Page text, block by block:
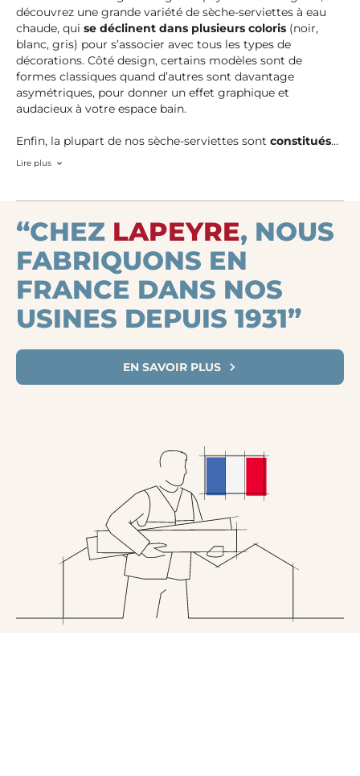
découvrez une grande variété de sèche-serviettes à eau
chaude, qui se déclinent dans plusieurs coloris (noir,
blanc, gris) pour s’associer avec tous les types de
décorations. Côté design, certains modèles sont de
formes classiques quand d’autres sont davantage
asymétriques, pour donner un effet graphique et
audacieux à votre espace bain.
Enfin, la plupart de nos sèche-serviettes sont constitués
d’acier de haute qualité,
Lire plus
“CHEZ LAPEYRE, NOUS
FABRIQUONS EN
FRANCE DANS NOS
USINES DEPUIS 1931”
EN SAVOIR PLUS